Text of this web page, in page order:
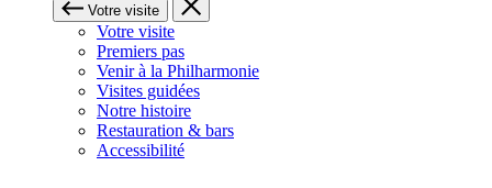
Votre visite
Votre visite
Premiers pas
Venir à la Philharmonie
Visites guidées
Notre histoire
Restauration & bars
Accessibilité